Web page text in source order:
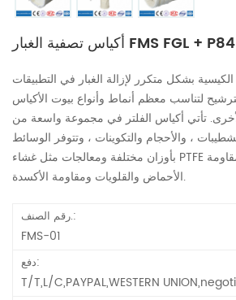
أكياس تصفية الغبار FMS FGL + P84
بشكل متكرر لإزالة الغبار في التطبيقات
لتناسب معظم أنماط وأنواع بيوت الأكياس
تأتي أكياس الفلتر في مجموعة واسعة من
، والأحجام والتكوينات ، وتتوفر الوسائط
بأوزان مختلفة ومعالجات مثل غشاء PTFE المصقول ، والمزجج ، ومقاومة
الأحماض والقلويات ومقاومة الأكسدة.
رقم الصنف.:
FMS-01
دفع:
T/T,L/C,PAYPAL,WESTERN